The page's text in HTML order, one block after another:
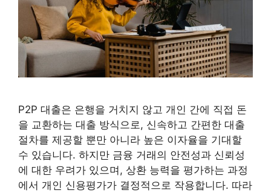
P2P 대출은 은행을 거치지 않고 개인 간에 직접 돈
을 교환하는 대출 방식으로, 신속하고 간편한 대출
절차를 제공할 뿐만 아니라 높은 이자율을 기대할
수 있습니다. 하지만 금융 거래의 안전성과 신뢰성
에 대한 우려가 있으며, 상환 능력을 평가하는 과정
에서 개인 신용평가가 결정적으로 작용합니다. 따라